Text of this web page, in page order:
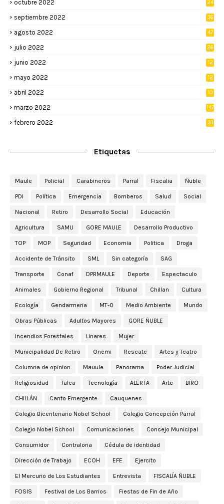
octubre 2022 24
septiembre 2022 36
agosto 2022 47
julio 2022 26
junio 2022
12
mayo 2022
12
abril 2022
10
marzo 2022 147
febrero 2022 31
Etiquetas
Maule Policial Carabineros Parral Fiscalia Ñuble
PDI Política Emergencia Bomberos Salud Social
Nacional Retiro Desarrollo Social Educación
Agricultura SAMU GORE MAULE Desarrollo Productivo
TOP MOP Seguridad Economia Politica Droga
Accidente de Tránsito SML Sin categoría SAG
Transporte Conaf DPRMAULE Deporte Espectaculo
Animales Gobierno Regional Tribunal Chillan Cultura
Ecología Gendarmeria MT-0 Medio Ambiente Mundo
Obras Públicas Adultos Mayores GORE ÑUBLE
Incendios Forestales Linares Mujer
Municipalidad De Retiro Onemi Rescate Artes y Teatro
Columna de opinion Mauule Panorama Poder Judicial
Religiosidad Talca Tecnología ALERTA Arte BIRO
CHILLÁN Canto Emergente Cauquenes
Colegio Bicentenario Nobel School Colegio Concepción Parral
Colegio Nobel School Comunicaciones Concejo Municipal
Consumidor Contraloria Cédula de identidad
Dirección de Trabajo ECOH EFE Ejercito
El Mercurio de Los Estudiantes Entrevista FISCALÍA ÑUBLE
FOSIS Festival de Los Barrios Fiestas de Fin de Año